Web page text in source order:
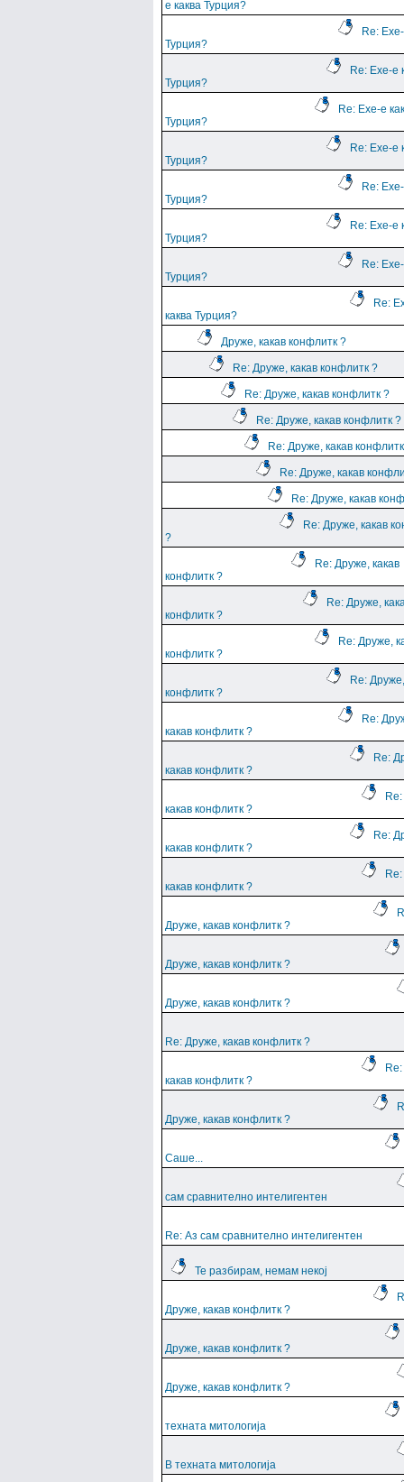
е каква Турция?
Re:
Турция?
Re: Ехе-е
Турция?
Re: Ехе-е
Турция?
Re: Ехе-е
Турция?
Re:
Турция?
Re: Ехе-е
Турция?
Re:
Турция?
Re:
каква Турция?
Друже, какав конфлитк ?
Re: Друже, какав конфлитк ?
Re: Друже, какав конфлитк ?
Re: Друже, какав конфлитк ?
Re: Друже, какав
Re: Друже, какав
Re: Друже, какав
Re: Друже, какав
?
Re: Друже, какав
конфлитк ?
Re: Друже,
конфлитк ?
Re: Друже,
конфлитк ?
Re:
конфлитк ?
Re:
какав конфлитк ?
Re:
какав конфлитк ?
какав конфлитк ?
Re:
какав конфлитк ?
какав конфлитк ?
Друже, какав конфлитк ?
Друже, какав конфлитк ?
Друже, какав конфлитк ?
Re: Друже, какав конфлитк ?
какав конфлитк ?
Друже, какав конфлитк ?
Саше...
сам сравнително интелигентен
Re: Аз сам сравнително интелигентен
Те разбирам, немам некој
Друже, какав конфлитк ?
Друже, какав конфлитк ?
Друже, какав конфлитк ?
техната митологија
В техната митологија